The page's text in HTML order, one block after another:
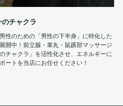
のチャクラ
性のための「男性の下半身」に特化した
開中！前立腺・睾丸・鼠蹊部マッサージ
チャクラ」を活性化させ、エネルギーに
ートを当店にお任せください！